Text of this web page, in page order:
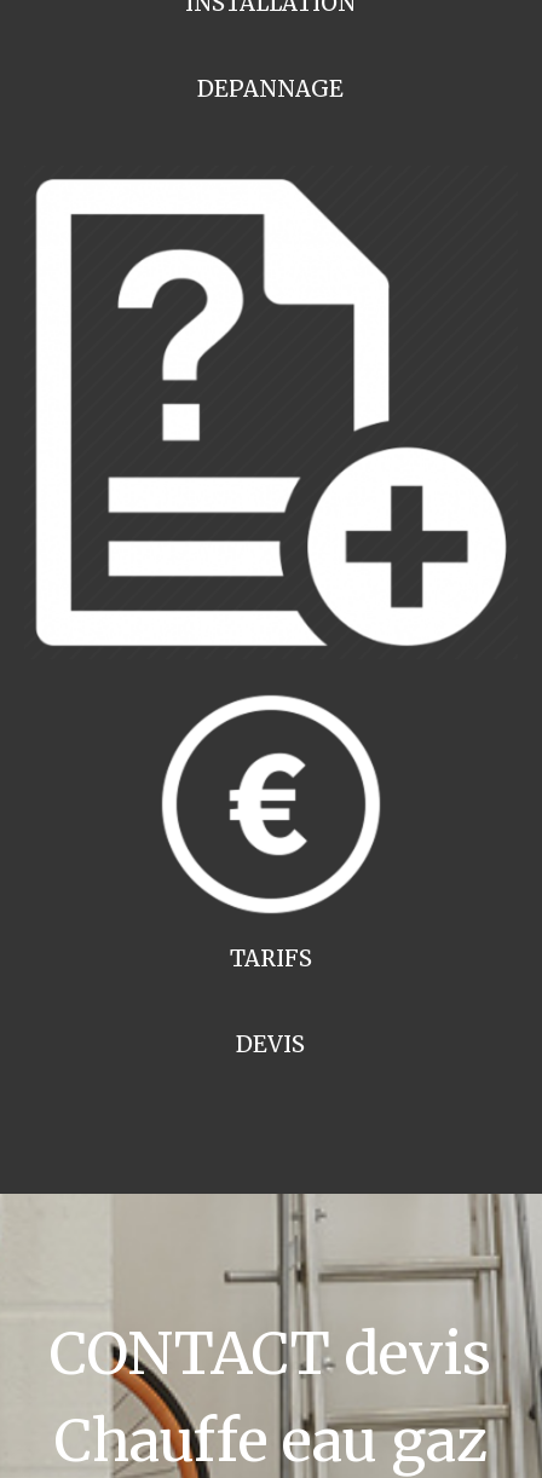
DEPANNAGE
TARIFS
DEVIS
CONTACT devis
Chauffe eau gaz